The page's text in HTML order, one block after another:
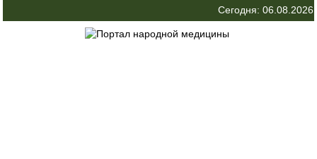
Сегодня: 06.08.2026